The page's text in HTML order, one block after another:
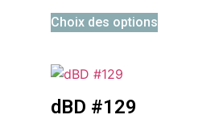
Choix des options
dBD #129